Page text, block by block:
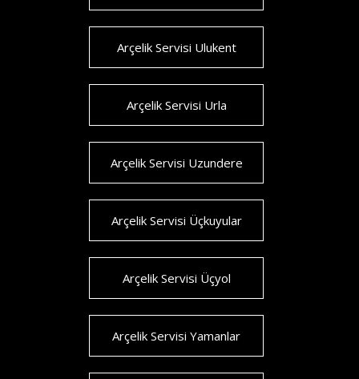
Arçelik Servisi Ulukent
Arçelik Servisi Urla
Arçelik Servisi Uzundere
Arçelik Servisi Üçkuyular
Arçelik Servisi Üçyol
Arçelik Servisi Yamanlar